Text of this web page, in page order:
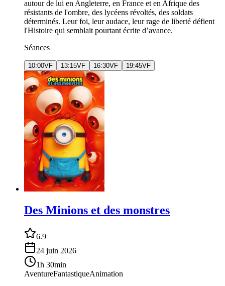
autour de lui en Angleterre, en France et en Afrique des
résistants de l'ombre, des lycéens révoltés, des soldats
déterminés. Leur foi, leur audace, leur rage de liberté défient
l'Histoire qui semblait pourtant écrite d’avance.
Séances
10:00VF 13:15VF 16:30VF 19:45VF
Des Minions et des monstres
6.9
24 juin 2026
1h 30min
AventureFantastiqueAnimation